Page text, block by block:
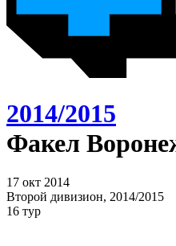
2014/2015
Факел
17 окт 2014
Второй дивизион, 2014/2015
16 тур